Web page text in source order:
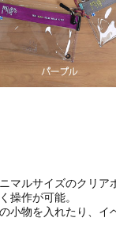
マルサイズのクリア
操作が可能。
小物を入れたり、イ